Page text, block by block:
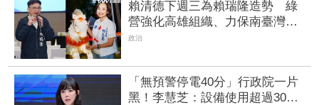
賴清德下週三為賴瑞隆造勢 綠
營強化高雄組織、力保南臺灣不
失
政治
「無預警停電40分」行政院一片
黑！李慧芝：設備使用超過30